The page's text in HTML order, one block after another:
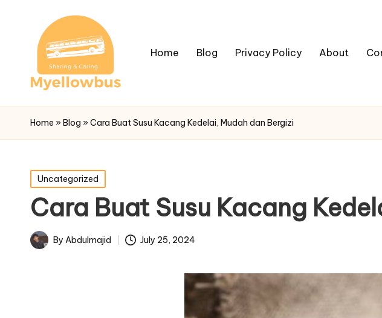
Home Blog Privacy Policy About
Home »Blog »Cara Buat Susu Kacang Kedelai, Mudah dan Bergizi
Posted
in
Uncategorized
Cara Buat Susu Kacang
PostedBy Abdulmajid July 25, 2024